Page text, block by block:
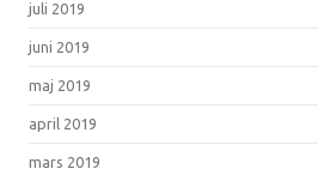
juli 2019
juni 2019
maj 2019
april 2019
mars 2019